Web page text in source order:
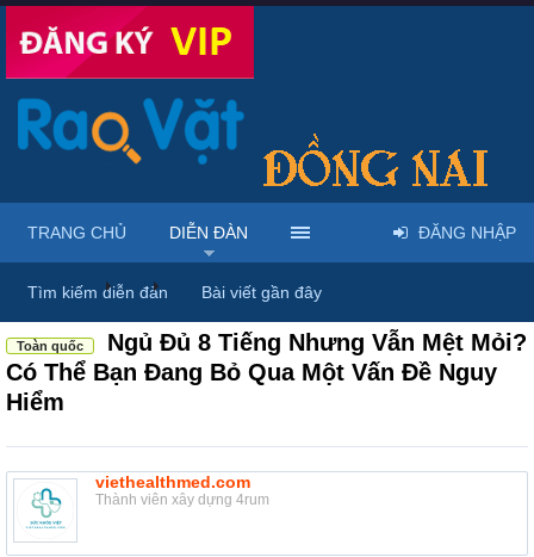
Diễn đàn ... Dược phẩm, y tế & sách báo
Toàn quốc
Ngủ Đủ 8 Tiếng Nhưng Vẫn Mệt Mỏi?
Có Thể Bạn Đang Bỏ Qua Một Vấn Đề Nguy
Hiểm
viethealthmed.com
Thành viên xây dựng 4rum
TRANG CHỦ DIỄN ĐÀN
Tìm kiếm diễn đàn Bài viết gần đây
ĐĂNG NHẬP